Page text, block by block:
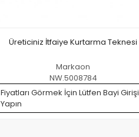
Üreticiniz İtfaiye Kurtarma Teknesi
Markaon
NW.5008784
Fiyatları Görmek İçin Lütfen Bayi Girişi
Yapın